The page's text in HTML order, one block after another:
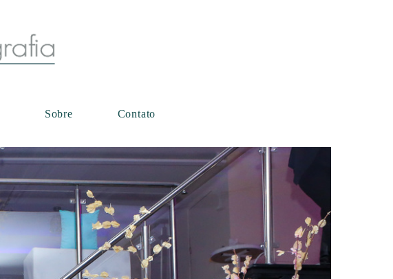
Sobre Contato